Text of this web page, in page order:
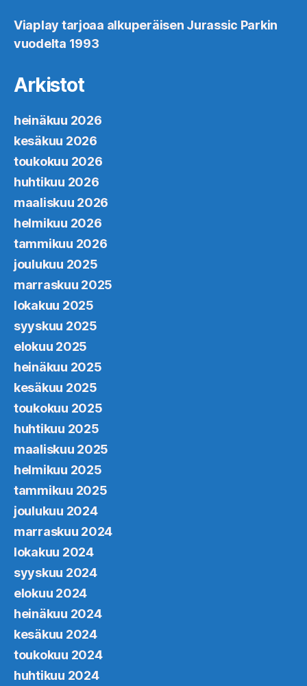
Viaplay tarjoaa alkuperäisen Jurassic Parkin
vuodelta 1993
Arkistot
heinäkuu 2026
kesäkuu 2026
toukokuu 2026
huhtikuu 2026
maaliskuu 2026
helmikuu 2026
tammikuu 2026
joulukuu 2025
marraskuu 2025
lokakuu 2025
syyskuu 2025
elokuu 2025
heinäkuu 2025
kesäkuu 2025
toukokuu 2025
huhtikuu 2025
maaliskuu 2025
helmikuu 2025
tammikuu 2025
joulukuu 2024
marraskuu 2024
lokakuu 2024
syyskuu 2024
elokuu 2024
heinäkuu 2024
kesäkuu 2024
toukokuu 2024
huhtikuu 2024